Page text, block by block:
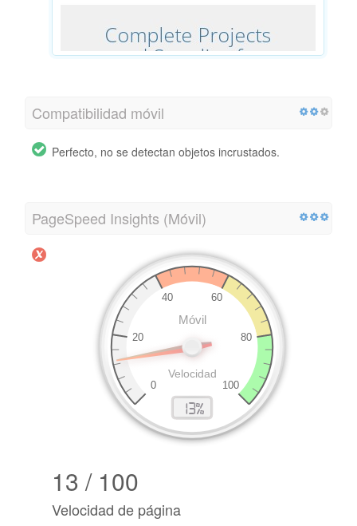
Compatibilidad móvil
Perfecto, no se detectan objetos incrustados.
PageSpeed ​​Insights (Móvil)
13 / 100
Velocidad de página